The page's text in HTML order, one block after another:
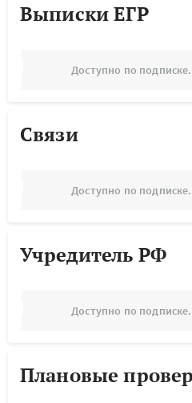
Выписки ЕГР
Доступно по подписке.
Связи
Доступно по подписке.
Учредитель РФ
Доступно по подписке.
Плановые